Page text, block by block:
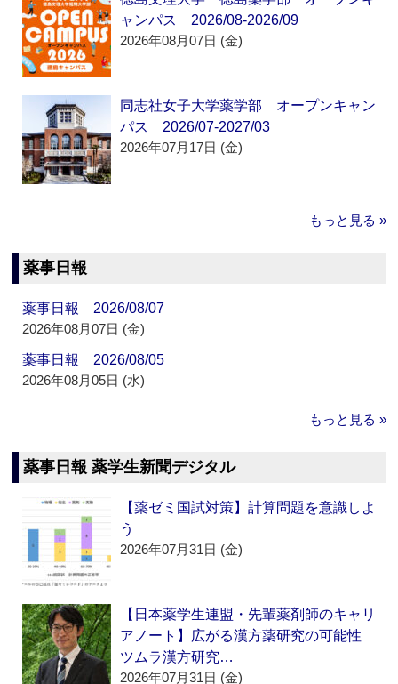
ャンパス 2026/08-2026/09
2026年08月07日 (金)
同志社女子大学薬学部 オープンキャン
パス 2026/07-2027/03
2026年07月17日 (金)
もっと見る »
薬事日報
薬事日報 2026/08/07
2026年08月07日 (金)
薬事日報 2026/08/05
2026年08月05日 (水)
もっと見る »
薬事日報 薬学生新聞デジタル
【薬ゼミ国試対策】計算問題を意識しよ
う
2026年07月31日 (金)
【日本薬学生連盟・先輩薬剤師のキャリ
アノート】広がる漢方薬研究の可能性
ツムラ漢方研究…
2026年07月31日 (金)